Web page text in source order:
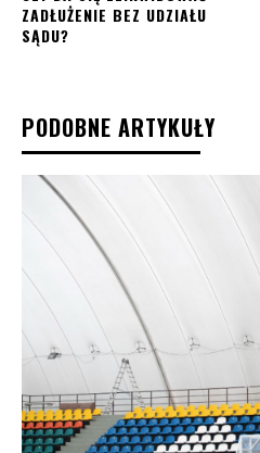
ZADŁUŻENIE BEZ UDZIAŁU
SĄDU?
PODOBNE ARTYKUŁY